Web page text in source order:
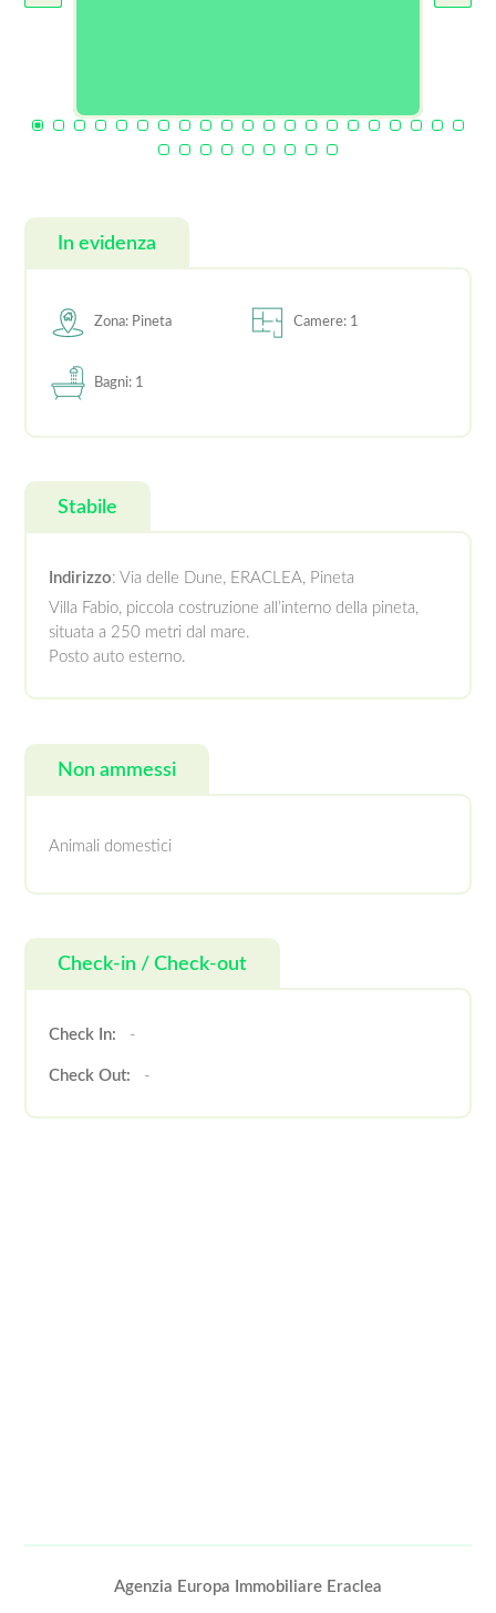
In evidenza
Zona: Pineta Camere: 1
Bagni: 1
Stabile
Indirizzo: Via delle Dune, ERACLEA, Pineta
Villa Fabio, piccola costruzione all’interno della pineta,
situata a 250 metri dal mare.
Posto auto esterno.
Non ammessi
Animali domestici
Check-in / Check-out
Check In: -
Check Out: -
Agenzia Europa Immobiliare Eraclea